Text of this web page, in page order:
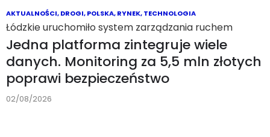
Test do bateryjnego zera
Węgrzy rozładowali 45 elektryków do
zatrzymania. Niektóre jechały
dziesiątki kilometrów po wskazaniu
0%
02/08/2026